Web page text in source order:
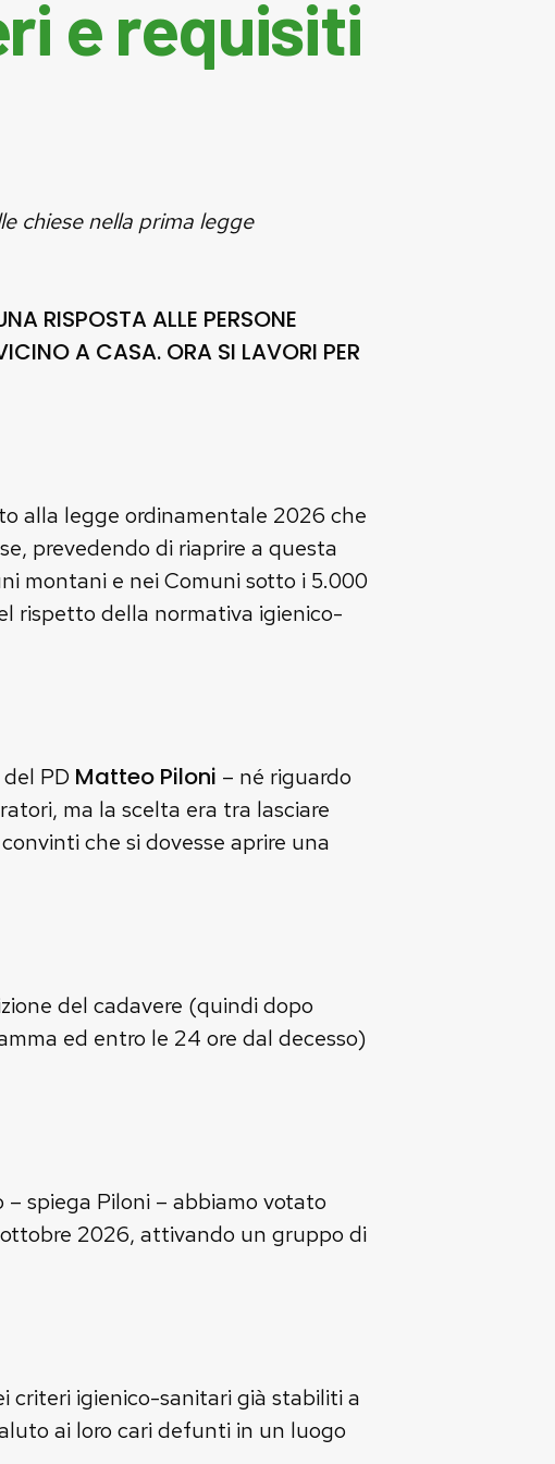
e requisiti
chiese nella prima legge
RISPOSTA ALLE PERSONE
A CASA. ORA SI LAVORI PER
alla legge ordinamentale 2026 che
prevedendo di riaprire a questa
montani e nei Comuni sotto i 5.000
rispetto della normativa igienico-
PD Matteo Piloni – né riguardo
ma la scelta era tra lasciare
che si dovesse aprire una
del cadavere (quindi dopo
ed entro le 24 ore dal decesso)
– spiega Piloni – abbiamo votato
2026, attivando un gruppo di
criteri igienico-sanitari già stabiliti a
ai loro cari defunti in un luogo